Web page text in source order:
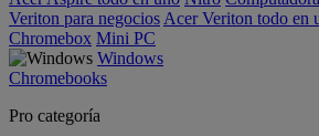
Veriton para negocios Acer Veriton todo en
Chromebox Mini PC
Windows
Chromebooks
Pro categoría